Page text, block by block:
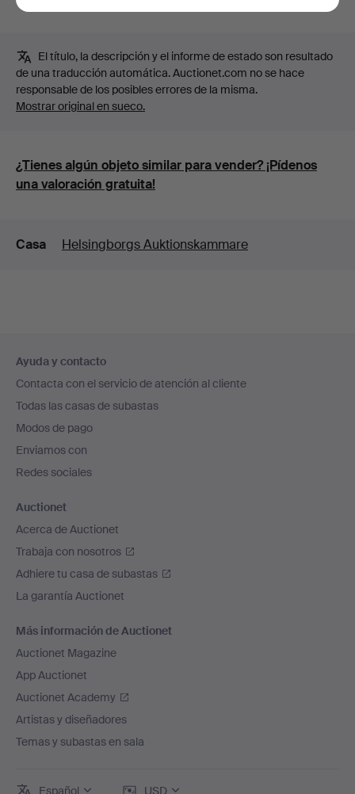
El título, la descripción y el informe de estado son resultado
de una traducción automática. Auctionet.com no se hace
responsable de los posibles errores de la misma.
Mostrar original en sueco.
¿Tienes algún objeto similar para vender? ¡Pídenos
una valoración gratuita!
Detalles
Casa Helsingborgs Auktionskammare
en
el
pie
de
página
Ayuda y contacto
Contacta con el servicio de atención al cliente
Todas las casas de subastas
Modos de pago
Enviamos con
Redes sociales
Auctionet
Acerca de Auctionet
Trabaja con nosotros
Adhiere tu casa de subastas
La garantía Auctionet
Más información de Auctionet
Auctionet Magazine
App Auctionet
Auctionet Academy
Artistas y diseñadores
Temas y subastas en sala
Español USD